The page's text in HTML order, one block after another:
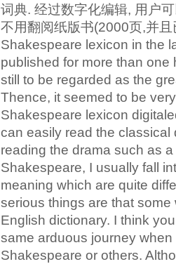
词典. 经过数字化编辑, 用户
不用翻阅纸版书(2000页,并
Shakespeare lexicon in the
published for more than one
still to be regarded as the
Thence, it seemed to be
Shakespeare lexicon
can easily read the classical
reading the drama such as
Shakespeare, I usually fall
meaning which are quite
serious things are that
English dictionary. I think
same arduous journey
Shakespeare or others.